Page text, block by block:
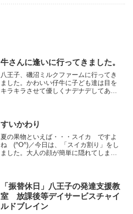
牛さんに逢いに行ってきました。
八王子、磯沼ミルクファームに行ってき
ました。かわいい仔牛に子ども達は目を
キラキラさせて優しくナデナデしてあげ
すいかわり
夏の果物といえば・・・スイカ ですよ
ね (^O^)／今日は、「スイカ割り」をし
ました。大人の顔が簡単に隠れてしまう
ってえ～い！見事、命...
「振替休日」八王子の発達支援教
室 放課後等デイサービスチャイ
ルドブレイン